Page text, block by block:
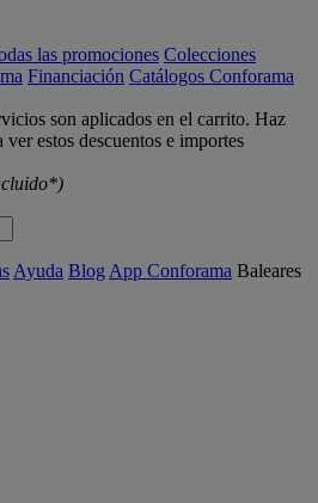
las promociones Colecciones
Financiación Catálogos Conforama
son aplicados en el carrito. Haz
estos descuentos e importes
Ayuda Blog App Conforama Baleares